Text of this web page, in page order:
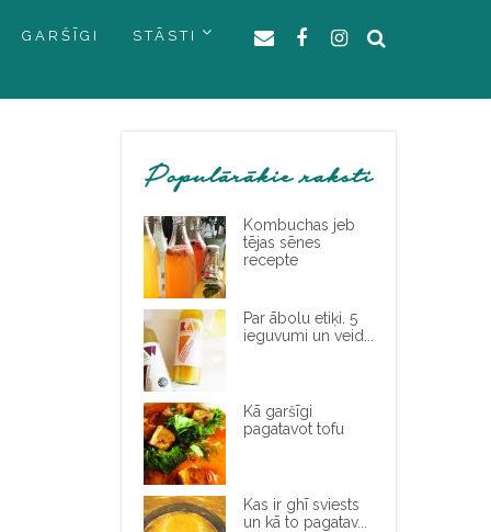
GARŠĪGI STĀSTI
Populārākie raksti
Kombuchas jeb
tējas sēnes
recepte
Par ābolu etiķi. 5
ieguvumi un veid...
Kā garšīgi
pagatavot tofu
Kas ir ghī sviests
un kā to pagatav...